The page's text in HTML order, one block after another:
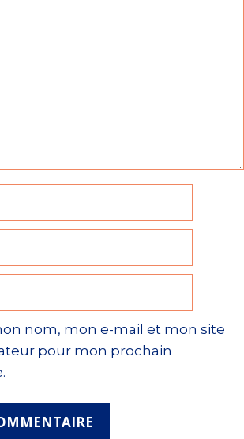
nom, mon e-mail et mon site
pour mon prochain